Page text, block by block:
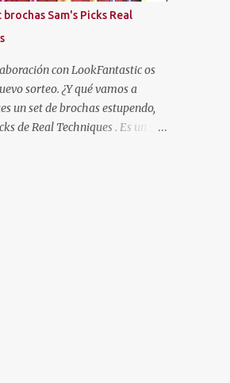
con las puntas más claras,
pelo, decidí volver a
y dejarlo de "su color". Pero
he dicho al principio, mi color de
así que algo había que hacer.
un producto que se
Sam's Picks Real
con LookFantastic os
sorteo. ¿Y qué vamos a
un set de brochas estupendo,
de Real Techniques . Es un set